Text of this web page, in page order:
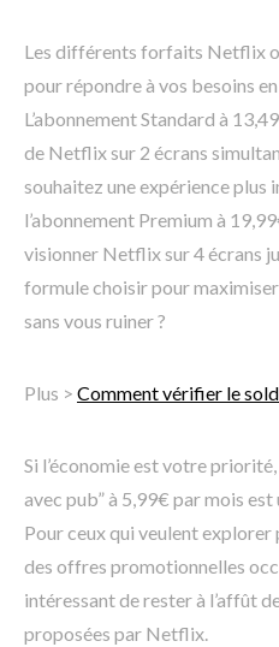
Les différents forfaits Netflix
pour répondre à vos besoins
L’abonnement Standard à
de Netflix sur 2 écrans
souhaitez une expérience plus
l’abonnement Premium à
visionner Netflix sur 4 écrans
formule choisir pour
sans vous ruiner ?
Plus > Comment vérifier le
Si l’économie est votre
avec pub” à 5,99€ par mois
Pour ceux qui veulent
des offres promotionnelles
intéressant de rester à l’affût
proposées par Netflix.